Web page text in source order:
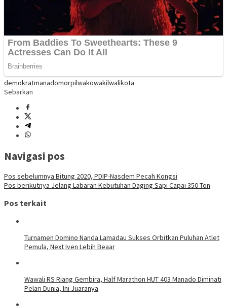
demokratmanadomorpilwakowakilwalikota
Sebarkan
Navigasi pos
Pos sebelumnya Bitung 2020, PDIP-Nasdem Pecah Kongsi
Pos berikutnya Jelang Labaran Kebutuhan Daging Sapi Capai 350 Ton
Pos terkait
Turnamen Domino Nanda Lamadau Sukses Orbitkan Puluhan Atlet
Pemula, Next Iven Lebih Beaar
Wawali RS Riang Gembira, Half Marathon HUT 403 Manado Diminati
Pelari Dunia, Ini Juaranya